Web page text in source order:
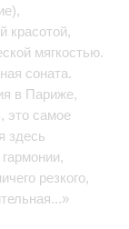
красотой,
мягкостью.
соната.
в Париже,
это самое
здесь
резкого,